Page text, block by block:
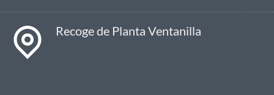
Recoge de Planta Ventanilla